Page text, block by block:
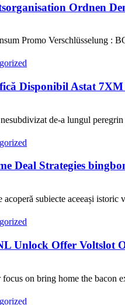
Ordnen
Promo Verschlüsselung :
Disponibil Astat
de-a lungul
Deal Strategies
subiecte aceeași istoric
Unlock Offer Voltslot
on bring home the bacon